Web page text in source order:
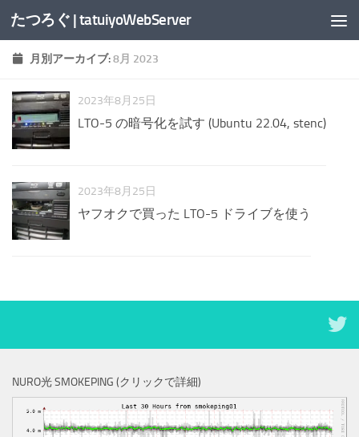
コンテンツへスキップ
たつろぐ | tatuiyoWebServer
月別アーカイブ:8月 2023
2023年8月25日
LTO-5 の暗号化を試す (Ubuntu 22.04, stenc)
2023年8月25日
ヤフオクで買った LTO-5 ドライブを使う
NURO光 SMOKEPING (クリックで詳細)